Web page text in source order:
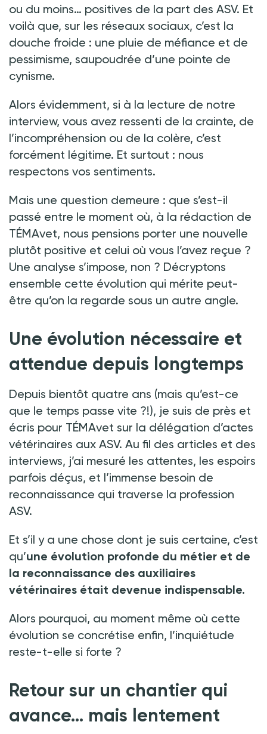
ou du moins… positives de la part des ASV. Et
voilà que, sur les réseaux sociaux, c’est la
douche froide : une pluie de méfiance et de
pessimisme, saupoudrée d’une pointe de
cynisme.
Alors évidemment, si à la lecture de notre
interview, vous avez ressenti de la crainte, de
l’incompréhension ou de la colère, c’est
forcément légitime. Et surtout : nous
respectons vos sentiments.
Mais une question demeure : que s’est-il
passé entre le moment où, à la rédaction de
TÉMAvet, nous pensions porter une nouvelle
plutôt positive et celui où vous l’avez reçue ?
Une analyse s’impose, non ? Décryptons
ensemble cette évolution qui mérite peut-
être qu’on la regarde sous un autre angle.
Une évolution nécessaire et
attendue depuis longtemps
Depuis bientôt quatre ans (mais qu’est-ce
que le temps passe vite ?!), je suis de près et
écris pour TÉMAvet sur la délégation d’actes
vétérinaires aux ASV. Au fil des articles et des
interviews, j’ai mesuré les attentes, les espoirs
parfois déçus, et l’immense besoin de
reconnaissance qui traverse la profession
ASV.
Et s’il y a une chose dont je suis certaine, c’est
qu’une évolution profonde du métier et de
la reconnaissance des auxiliaires
vétérinaires était devenue indispensable.
Alors pourquoi, au moment même où cette
évolution se concrétise enfin, l’inquiétude
reste-t-elle si forte ?
Retour sur un chantier qui
avance… mais lentement